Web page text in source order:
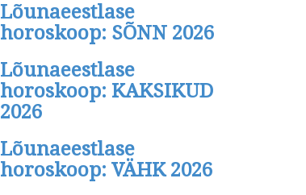
Lõunaeestlase
horoskoop: SÕNN 2026
Lõunaeestlase
horoskoop: KAKSIKUD
2026
Lõunaeestlase
horoskoop: VÄHK 2026